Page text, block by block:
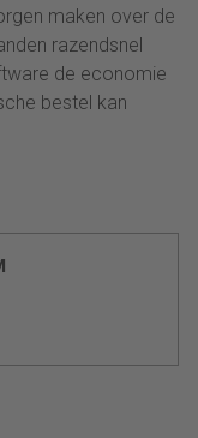
maken over de
razendsnel
de economie
bestel kan